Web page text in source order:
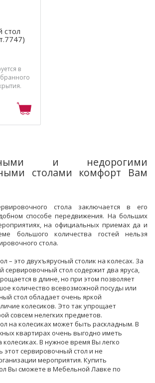
стол
в
и недорогими
столами комфорт Вам
стола заключается в его
способе передвижения. На больших
на официальных приемах да и
большого количества гостей нельзя
стола.
– это двухъярусный столик на колесах. За
сервировочный стол содержит два яруса,
в длине, но при этом позволяет
количество всевозможной посуды или
стол обладает очень яркой
колесиков. Это так упрощает
совсем нелегких предметов.
на колесиках может быть раскладным. В
квартирах очень выгодно иметь
колесиках. В нужное время Вы легко
этот сервировочный стол и не
мероприятия. Купить
Вы сможете в Мебельной Лавке по